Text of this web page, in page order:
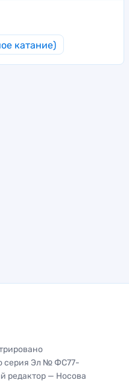
катание)
серия Эл № ФС77-
редактор — Носова